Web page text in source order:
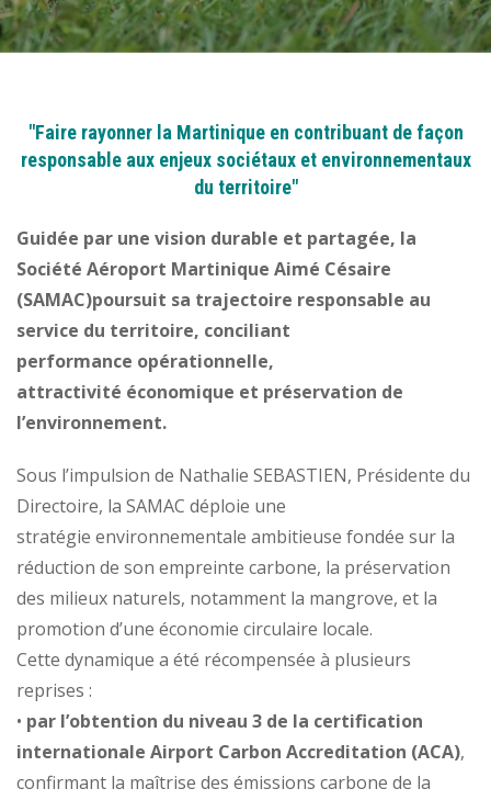
"Faire rayonner la Martinique en contribuant de façon
responsable aux enjeux sociétaux et environnementaux
du territoire"
Guidée par une vision durable et partagée, la
Société Aéroport Martinique Aimé Césaire
(SAMAC)poursuit sa trajectoire responsable au
service du territoire, conciliant
performance opérationnelle,
attractivité économique et préservation de
l’environnement.
Sous l’impulsion de Nathalie SEBASTIEN, Présidente du
Directoire, la SAMAC déploie une
stratégie environnementale ambitieuse fondée sur la
réduction de son empreinte carbone, la préservation
des milieux naturels, notamment la mangrove, et la
promotion d’une économie circulaire locale.
Cette dynamique a été récompensée à plusieurs
reprises :
• par l’obtention du niveau 3 de la certification
internationale Airport Carbon Accreditation (ACA),
confirmant la maîtrise des émissions carbone de la